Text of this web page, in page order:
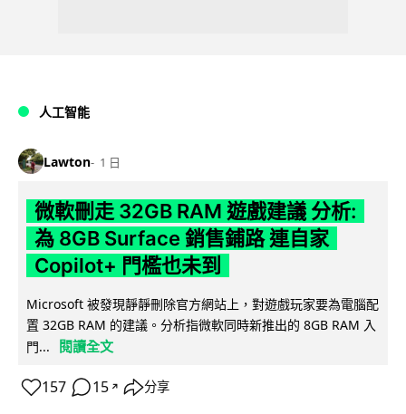
人工智能
Lawton 1 日
微軟刪走 32GB RAM 遊戲建議 分析:
為 8GB Surface 銷售鋪路 連自家
Copilot+ 門檻也未到
Microsoft 被發現靜靜刪除官方網站上，對遊戲玩家要為電腦配
置 32GB RAM 的建議。分析指微軟同時新推出的 8GB RAM 入
門...
閱讀全文
157 15 ↗ 分享